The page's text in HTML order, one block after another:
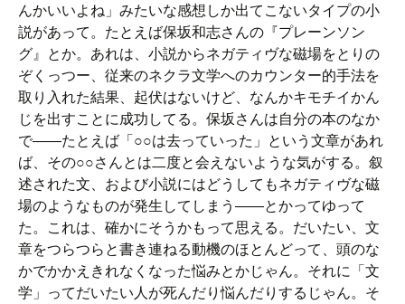
んかいいよね」みたいな感想しか出てこないタイプの小
説があって。たとえば保坂和志さんの『プレーンソン
グ』とか。あれは、小説からネガティヴな磁場をとりの
ぞくっつー、従来のネクラ文学へのカウンター的手法を
取り入れた結果、起伏はないけど、なんかキモチイかん
じを出すことに成功してる。保坂さんは自分の本のなか
で――たとえば「○○は去っていった」という文章があれ
ば、その○○さんとは二度と会えないような気がする。叙
述された文、および小説にはどうしてもネガティヴな磁
場のようなものが発生してしまう――とかってゆって
た。これは、確かにそうかもって思える。だいたい、文
章をつらつらと書き連ねる動機のほとんどって、頭のな
かでかかえきれなくなった悩みとかじゃん。それに「文
学」ってだいたい人が死んだり悩んだりするじゃん。そ